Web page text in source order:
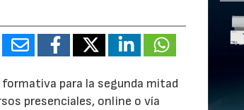
para la segunda mitad
presenciales, online o vía